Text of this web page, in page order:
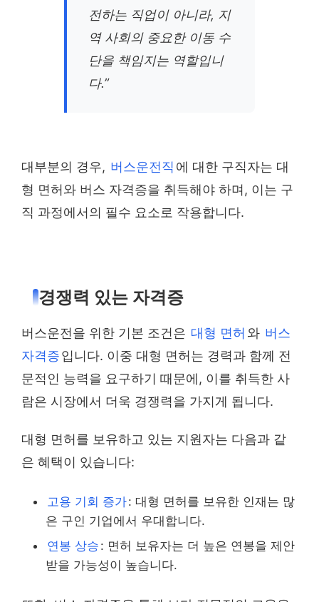
전하는 직업이 아니라, 지
역 사회의 중요한 이동 수
단을 책임지는 역할입니
다.”
대부분의 경우, 버스운전직 에 대한 구직자는 대
형 면허와 버스 자격증을 취득해야 하며, 이는 구
직 과정에서의 필수 요소로 작용합니다.
경쟁력 있는 자격증
버스운전을 위한 기본 조건은 대형 면허 와 버스
자격증입니다. 이중 대형 면허는 경력과 함께 전
문적인 능력을 요구하기 때문에, 이를 취득한 사
람은 시장에서 더욱 경쟁력을 가지게 됩니다.
대형 면허를 보유하고 있는 지원자는 다음과 같
은 혜택이 있습니다:
고용 기회 증가: 대형 면허를 보유한 인재는 많
은 구인 기업에서 우대합니다.
연봉 상승 : 면허 보유자는 더 높은 연봉을 제안
받을 가능성이 높습니다.